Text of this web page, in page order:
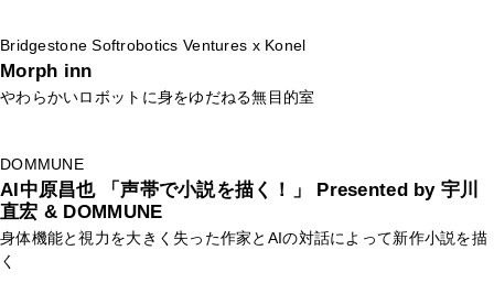
News
Recruit
Bridgestone Softrobotics Ventures x Konel
Morph inn
やわらかいロボットに身をゆだねる無目的室
DOMMUNE
AI中原昌也 「声帯で小説を描く！」 Presented by 宇川
直宏 & DOMMUNE
身体機能と視力を大きく失った作家とAIの対話によって新作小説を描
く